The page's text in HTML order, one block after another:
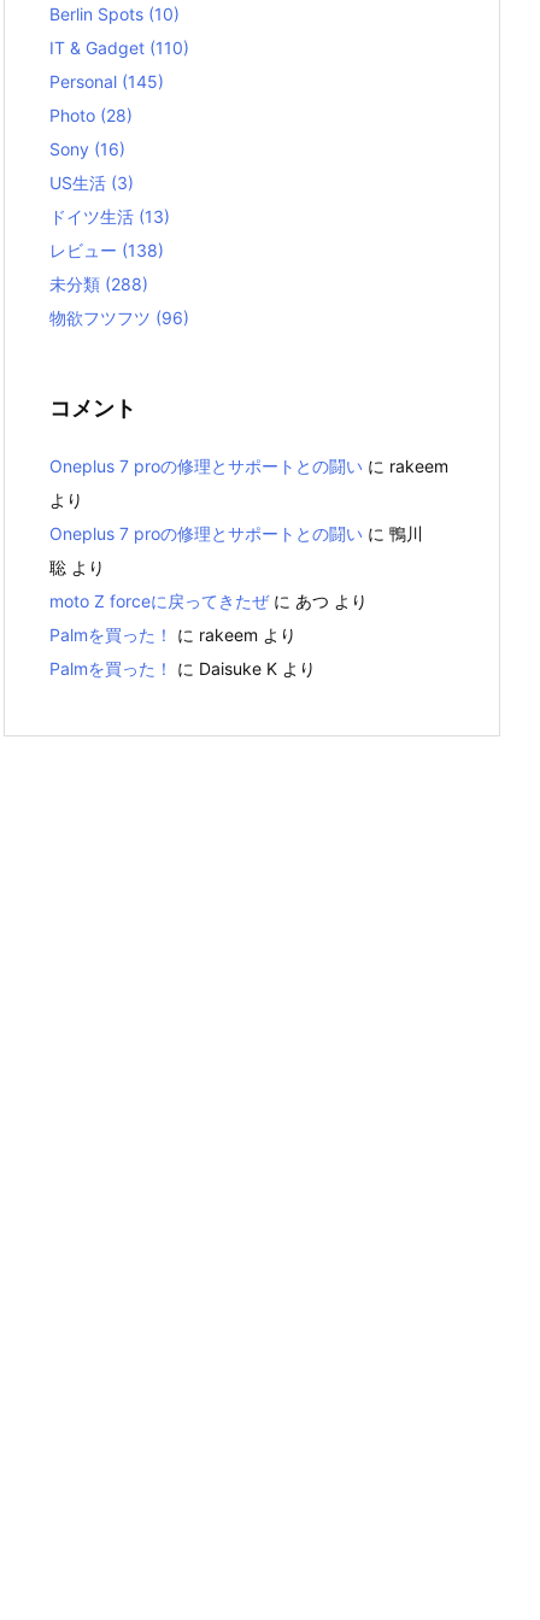
Berlin Spots (10)
IT & Gadget (110)
Personal (145)
Photo (28)
Sony (16)
US生活 (3)
ドイツ生活 (13)
レビュー (138)
未分類 (288)
物欲フツフツ (96)
コメント
Oneplus 7 proの修理とサポートとの闘い に rakeem
より
Oneplus 7 proの修理とサポートとの闘い に 鴨川
聡 より
moto Z forceに戻ってきたぜに あつ より
Palmを買った！
に rakeem より
Palmを買った！
に Daisuke K より